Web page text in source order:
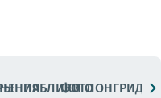
ПАБЛИКИ
ФОТОЛОНГРИДЫ